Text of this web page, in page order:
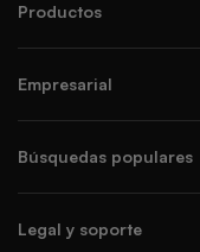
Productos
Empresarial
Búsquedas populares
Legal y soporte